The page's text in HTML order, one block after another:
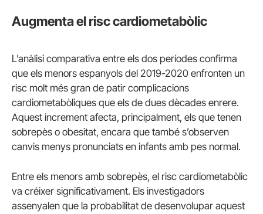
Augmenta el risc cardiometabòlic
L’anàlisi comparativa entre els dos períodes confirma
que els menors espanyols del 2019-2020 enfronten un
risc molt més gran de patir complicacions
cardiometabòliques que els de dues dècades enrere.
Aquest increment afecta, principalment, els que tenen
sobrepès o obesitat, encara que també s’observen
canvis menys pronunciats en infants amb pes normal.
Entre els menors amb sobrepès, el risc cardiometabòlic
va créixer significativament. Els investigadors
assenyalen que la probabilitat de desenvolupar aquest